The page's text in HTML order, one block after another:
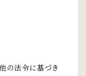
の法令に基づき